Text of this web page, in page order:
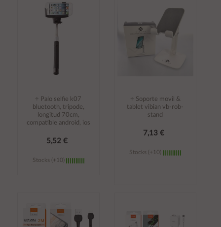
÷ Palo selfie k07
bluetooth, tripode,
longitud 70cm,
compatible android, ios
5,52 €
Stocks (+10)
carrito
÷ Soporte movil &
tablet vibian vb-rob-
stand
7,13 €
Stocks (+10)